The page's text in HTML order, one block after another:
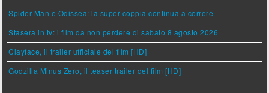
Spider Man e Odissea: la super coppia continua a correre
Stasera in tv: i film da non perdere di sabato 8 agosto 2026
Clayface, il trailer ufficiale del film [HD]
Godzilla Minus Zero, il teaser trailer del film [HD]